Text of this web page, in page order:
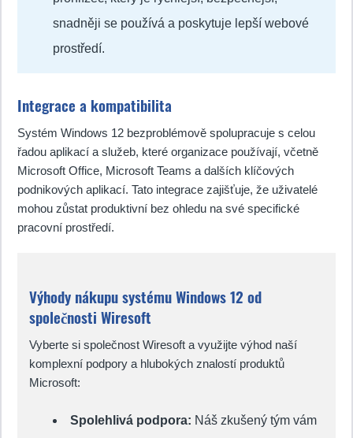
snadněji se používá a poskytuje lepší webové
prostředí.
Integrace a kompatibilita
Systém Windows 12 bezproblémově spolupracuje s celou
řadou aplikací a služeb, které organizace používají, včetně
Microsoft Office, Microsoft Teams a dalších klíčových
podnikových aplikací. Tato integrace zajišťuje, že uživatelé
mohou zůstat produktivní bez ohledu na své specifické
pracovní prostředí.
Výhody nákupu systému Windows 12 od
společnosti Wiresoft
Vyberte si společnost Wiresoft a využijte výhod naší
komplexní podpory a hlubokých znalostí produktů
Microsoft:
Spolehlivá podpora: Náš zkušený tým vám